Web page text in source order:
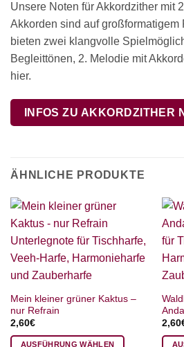
Unsere Noten für Akkordzither mit
Akkorden sind auf großformatigem
bieten zwei klangvolle
Begleittönen, 2. Melodie mit
hier.
INFOS ZU AKKORDZITHER
ÄHNLICHE PRODUKTE
Mein kleiner grüner Kaktus –
nur Refrain
2,60€
AUSFÜHRUNG WÄHLEN
2,60